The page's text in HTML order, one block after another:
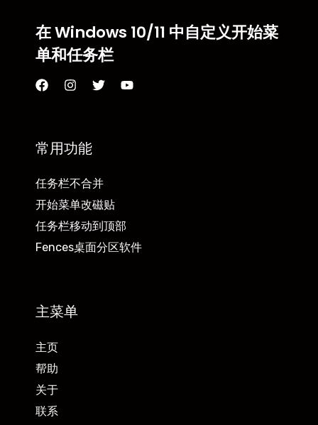
在 Windows 10/11 中自定义开始菜
单和任务栏
常用功能
任务栏不合并
开始菜单改磁贴
任务栏移动到顶部
Fences桌面分区软件
主菜单
主页
帮助
关于
联系